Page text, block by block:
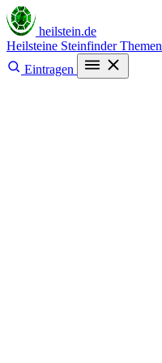
heilstein.de
Heilsteine SteinfinderThemen
Eintragen